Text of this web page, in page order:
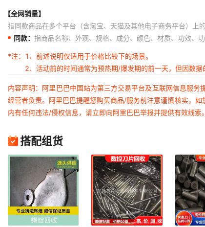
【全网销量】
指同款商品在多个平台（含淘宝、天猫及其他电子商务平台）上
同款： 指商品名称、外观、规格、成分、颜色、材质、功效、
*注：
1、前述说明仅适用于价格比较下的场景。
2、活动前的时间通常为预热期/爆发期的前一天，但因数
内容声明：阿里巴巴中国站为第三方交易平台及互联网信息服
经营者负责。阿里巴巴提醒您购买商品/服务前注意谨慎核实，
内有任何违法/侵权信息，请立即向阿里巴巴举报并提供有效线索。
搭配组货